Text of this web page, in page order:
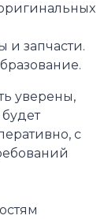
и запчасти.
уверены,
с